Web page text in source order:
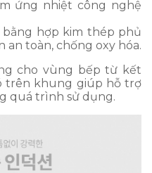
ứng nhiệt công nghệ
hợp kim thép phủ
an toàn, chống oxy hóa.
cho vùng bếp từ kết
trên khung giúp hỗ trợ
quá trình sử dụng.